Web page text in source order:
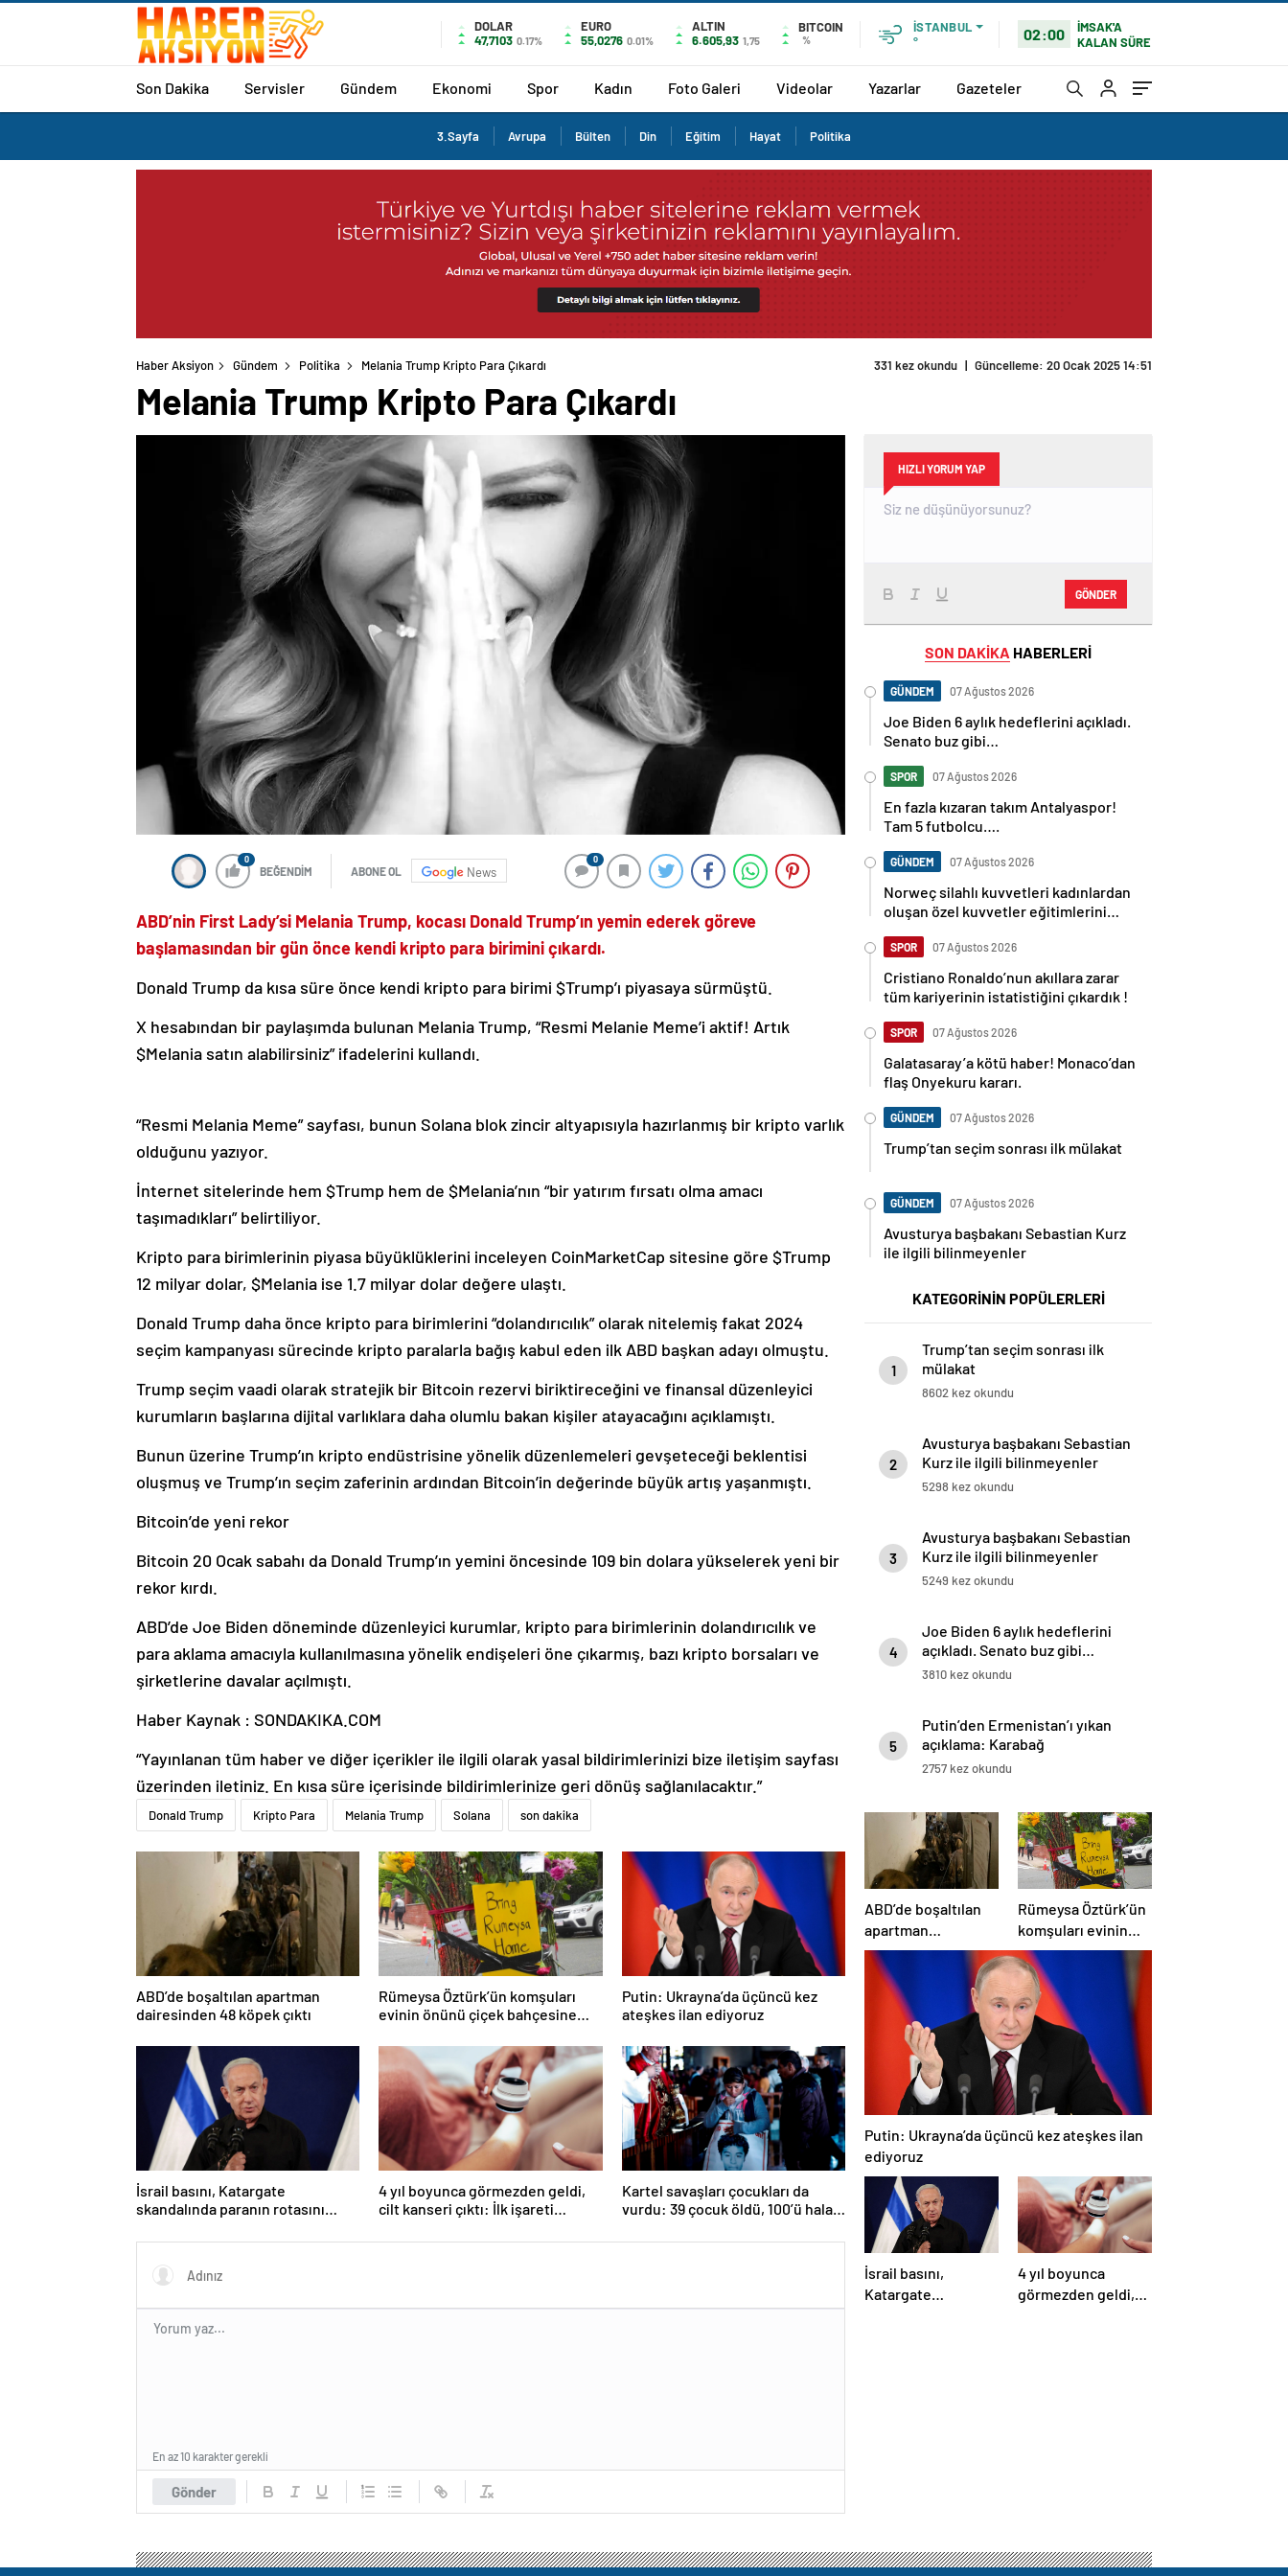
DOLAR
47,7103 0.17%
EURO
55,0276 0.01%
ALTIN
6.605,93 1,75
BITCOIN
%
İSTANBUL
°
02:00
İMSAK'A
KALAN SÜRE
Son Dakika Servisler Gündem Ekonomi Spor Kadın Foto Galeri Videolar Yazarlar Gazeteler
3.Sayfa Avrupa Bülten Din Eğitim Hayat Politika
Haber Aksiyon Gündem Politika Melania Trump Kripto Para Çıkardı 331 kez okundu | Güncelleme: 20 Ocak 2025 14:51
Melania Trump Kripto Para Çıkardı
0
BEĞENDİM ABONE OL News
0
ABD’nin First Lady’si Melania Trump, kocası Donald Trump’ın yemin ederek göreve
başlamasından bir gün önce kendi kripto para birimini çıkardı.
Donald Trump da kısa süre önce kendi kripto para birimi $Trump’ı piyasaya sürmüştü.
X hesabından bir paylaşımda bulunan Melania Trump, “Resmi Melanie Meme’i aktif! Artık
$Melania satın alabilirsiniz” ifadelerini kullandı.
“Resmi Melania Meme” sayfası, bunun Solana blok zincir altyapısıyla hazırlanmış bir kripto varlık
olduğunu yazıyor.
İnternet sitelerinde hem $Trump hem de $Melania’nın “bir yatırım fırsatı olma amacı
taşımadıkları” belirtiliyor.
Kripto para birimlerinin piyasa büyüklüklerini inceleyen CoinMarketCap sitesine göre $Trump
12 milyar dolar, $Melania ise 1.7 milyar dolar değere ulaştı.
Donald Trump daha önce kripto para birimlerini “dolandırıcılık” olarak nitelemiş fakat 2024
seçim kampanyası sürecinde kripto paralarla bağış kabul eden ilk ABD başkan adayı olmuştu.
Trump seçim vaadi olarak stratejik bir Bitcoin rezervi biriktireceğini ve finansal düzenleyici
kurumların başlarına dijital varlıklara daha olumlu bakan kişiler atayacağını açıklamıştı.
Bunun üzerine Trump’ın kripto endüstrisine yönelik düzenlemeleri gevşeteceği beklentisi
oluşmuş ve Trump’ın seçim zaferinin ardından Bitcoin’in değerinde büyük artış yaşanmıştı.
Bitcoin’de yeni rekor
Bitcoin 20 Ocak sabahı da Donald Trump’ın yemini öncesinde 109 bin dolara yükselerek yeni bir
rekor kırdı.
ABD’de Joe Biden döneminde düzenleyici kurumlar, kripto para birimlerinin dolandırıcılık ve
para aklama amacıyla kullanılmasına yönelik endişeleri öne çıkarmış, bazı kripto borsaları ve
şirketlerine davalar açılmıştı.
Haber Kaynak : SONDAKIKA.COM
“Yayınlanan tüm haber ve diğer içerikler ile ilgili olarak yasal bildirimlerinizi bize iletişim sayfası
üzerinden iletiniz. En kısa süre içerisinde bildirimlerinize geri dönüş sağlanılacaktır.”
Donald Trump Kripto Para Melania Trump Solana son dakika
ABD’de boşaltılan apartman
dairesinden 48 köpek çıktı
Rümeysa Öztürk’ün komşuları
evinin önünü çiçek bahçesine
Putin: Ukrayna’da üçüncü kez
ateşkes ilan ediyoruz
İsrail basını, Katargate
skandalında paranın rotasını
4 yıl boyunca görmezden geldi,
cilt kanseri çıktı: İlk işareti
Kartel savaşları çocukları da
vurdu: 39 çocuk öldü, 100’ü hala
Gönder
En az 10 karakter gerekli
HIZLI YORUM YAP
GÖNDER
SON DAKİKA HABERLERİ
GÜNDEM 07 Ağustos 2026
Joe Biden 6 aylık hedeflerini açıkladı.
Senato buz gibi…
SPOR 07 Ağustos 2026
En fazla kızaran takım Antalyaspor!
Tam 5 futbolcu….
GÜNDEM 07 Ağustos 2026
Norweç silahlı kuvvetleri kadınlardan
oluşan özel kuvvetler eğitimlerini
SPOR 07 Ağustos 2026
Cristiano Ronaldo’nun akıllara zarar
tüm kariyerinin istatistiğini çıkardık !
SPOR 07 Ağustos 2026
Galatasaray’a kötü haber! Monaco’dan
flaş Onyekuru kararı.
GÜNDEM 07 Ağustos 2026
Trump’tan seçim sonrası ilk mülakat
GÜNDEM 07 Ağustos 2026
Avusturya başbakanı Sebastian Kurz
ile ilgili bilinmeyenler
KATEGORİNİN POPÜLERLERİ
1
Trump’tan seçim sonrası ilk
mülakat
8602 kez okundu
2
Avusturya başbakanı Sebastian
Kurz ile ilgili bilinmeyenler
5298 kez okundu
3
Avusturya başbakanı Sebastian
Kurz ile ilgili bilinmeyenler
5249 kez okundu
4
Joe Biden 6 aylık hedeflerini
açıkladı. Senato buz gibi…
3810 kez okundu
5
Putin’den Ermenistan’ı yıkan
açıklama: Karabağ
Azerbaycan’ın ayrılmaz bir
2757 kez okundu
ABD’de boşaltılan
apartman
dairesinden 48
köpek çıktı
Rümeysa Öztürk’ün
komşuları evinin
önünü çiçek
bahçesine çevirdi
Putin: Ukrayna’da üçüncü kez ateşkes ilan
ediyoruz
İsrail basını,
Katargate
4 yıl boyunca
görmezden geldi,